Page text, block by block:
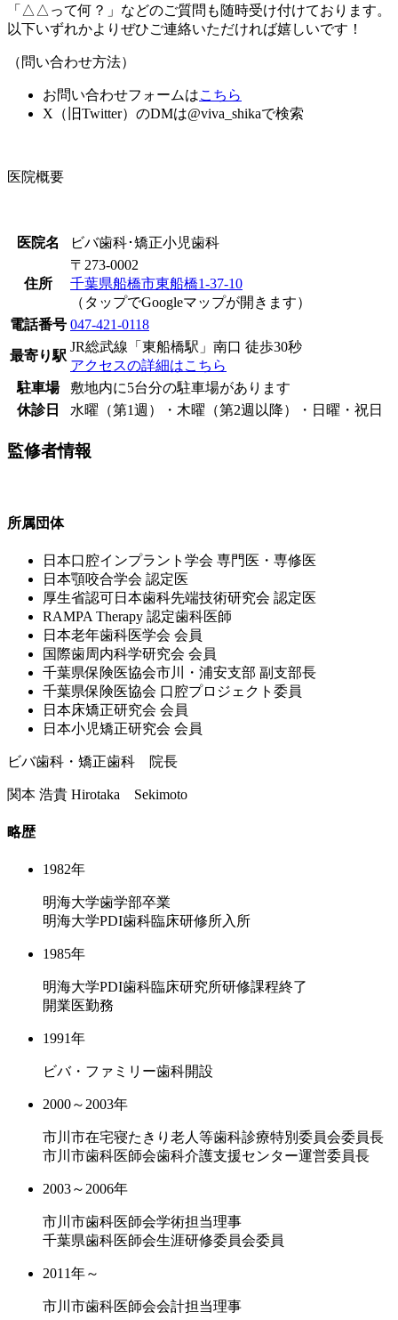
「△△って何？」などのご質問も随時受け付けております。
以下いずれかよりぜひご連絡いただければ嬉しいです！
（問い合わせ方法）
お問い合わせフォームはこちら
X（旧Twitter）のDMは@viva_shikaで検索
医院概要
医院名 ビバ歯科･矯正小児歯科
住所
〒273-0002
千葉県船橋市東船橋1-37-10
（タップでGoogleマップが開きます）
電話番号 047-421-0118
最寄り駅
JR総武線「東船橋駅」南口 徒歩30秒
アクセスの詳細はこちら
駐車場
敷地内に5台分の駐車場があります
休診日
水曜（第1週）・木曜（第2週以降）・日曜・祝日
監修者情報
所属団体
⽇本⼝腔インプラント学会 専⾨医・専修医
⽇本顎咬合学会 認定医
厚⽣省認可⽇本⻭科先端技術研究会 認定医
RAMPA Therapy 認定⻭科医師
⽇本⽼年⻭科医学会 会員
国際⻭周内科学研究会 会員
千葉県保険医協会市川・浦安⽀部 副⽀部⻑
千葉県保険医協会 ⼝腔プロジェクト委員
⽇本床矯正研究会 会員
⽇本⼩児矯正研究会 会員
ビバ歯科・矯正歯科 院長
関本 浩貴 Hirotaka Sekimoto
略歴
1982年
明海大学歯学部卒業
明海大学PDI歯科臨床研修所入所
1985年
明海大学PDI歯科臨床研究所研修課程終了
開業医勤務
1991年
ビバ・ファミリー歯科開設
2000～2003年
市川市在宅寝たきり老人等歯科診療特別委員会委員長
市川市歯科医師会歯科介護支援センター運営委員長
2003～2006年
市川市歯科医師会学術担当理事
千葉県歯科医師会生涯研修委員会委員
2011年～
市川市歯科医師会会計担当理事